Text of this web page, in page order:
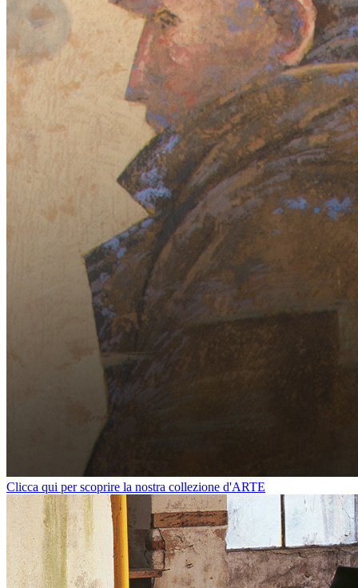
Clicca qui per scoprire la nostra collezione d'ARTE